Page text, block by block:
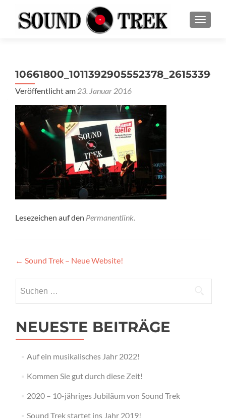
Veröffentlicht am 23. Januar 2016
Lesezeichen auf den Permanentlink.
Beitragsnavigation
← Sound Trek – Neue Website!
nach:
NEUESTE BEITRÄGE
Auf ein musikalisches Jahr 2022!
Kommen Sie gut durch diese Zeit!
2020 – 10-jähriges Jubiläum von Sound Trek
Sound Trek startet ins Jahr 2019!